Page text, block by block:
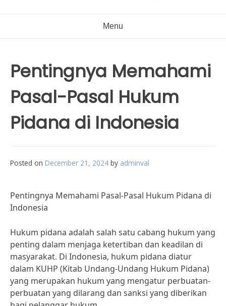
Menu
Pentingnya Memahami
Pasal-Pasal Hukum
Pidana di Indonesia
Posted on December 21, 2024 by adminval
Pentingnya Memahami Pasal-Pasal Hukum Pidana di
Indonesia
Hukum pidana adalah salah satu cabang hukum yang
penting dalam menjaga ketertiban dan keadilan di
masyarakat. Di Indonesia, hukum pidana diatur
dalam KUHP (Kitab Undang-Undang Hukum Pidana)
yang merupakan hukum yang mengatur perbuatan-
perbuatan yang dilarang dan sanksi yang diberikan